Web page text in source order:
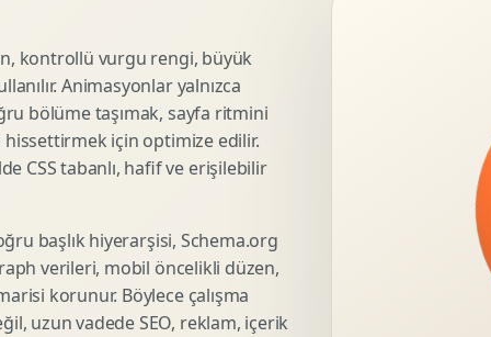
Marka Stratejisi
Marka Konumlandirma
Isimlendirme
Rekabet Analizi
Marka Mimarisi
Deger Onerisi Tasarimi
Pazara Giris Stratejisi
kontrollü vurgu rengi, büyük
Animasyonlar yalnızca
bölüme taşımak, sayfa ritmini
hissettirmek için optimize edilir.
CSS tabanlı, hafif ve erişilebilir
başlık hiyerarşisi, Schema.org
verileri, mobil öncelikli düzen,
korunur. Böylece çalışma
uzun vadede SEO, reklam, içerik